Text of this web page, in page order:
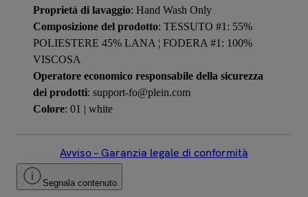
Proprietà di lavaggio: Hand Wash Only
Composizione del prodotto: TESSUTO #1: 55%
POLIESTERE 45% LANA ¦ FODERA #1: 100%
VISCOSA
Operatore economico responsabile della sicurezza
dei prodotti: support-fo@plein.com
Colore: 01 | white
Avviso – Garanzia legale di conformità
Segnala contenuto